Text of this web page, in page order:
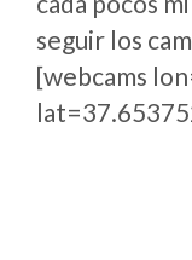
seguir los
[webcams